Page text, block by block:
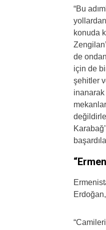
“Bu
konuda
de
için de
şehitler